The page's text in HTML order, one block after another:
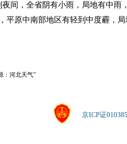
夜间，全省阴有小雨，局地有中雨
平原中南部地区有轻到中度霾，局
：河北天气”
京ICP证